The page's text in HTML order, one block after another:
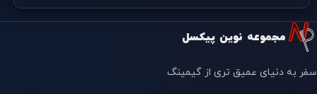
مجموعه نوین پیکسل
سفر به دنیای عمیق تری از گیمینگ